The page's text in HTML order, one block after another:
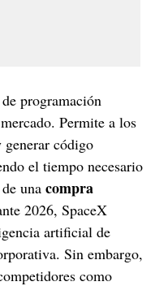
programación
Permite a los
código
el tiempo necesario
una compra
2026, SpaceX
artificial de
Sin embargo,
como